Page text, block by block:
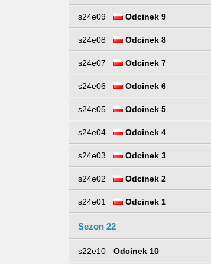
s24e09 Odcinek 9
s24e08 Odcinek 8
s24e07 Odcinek 7
s24e06 Odcinek 6
s24e05 Odcinek 5
s24e04 Odcinek 4
s24e03 Odcinek 3
s24e02 Odcinek 2
s24e01 Odcinek 1
Sezon 22
s22e10 Odcinek 10